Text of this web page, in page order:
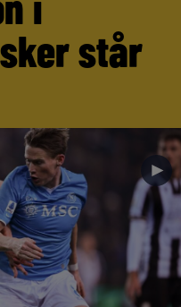
står
►